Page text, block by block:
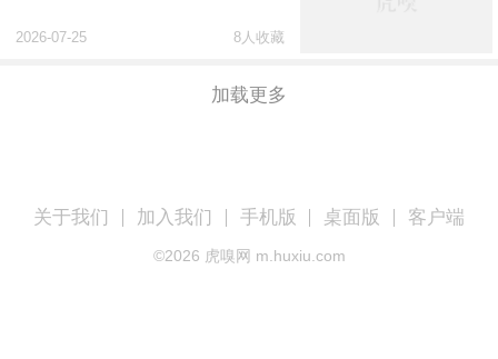
2026-07-25 8人收藏
加载更多
关于我们 加入我们 手机版 桌面版 客户端
©2026 虎嗅网 m.huxiu.com